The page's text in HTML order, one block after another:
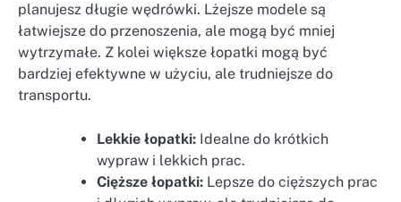
planujesz długie wędrówki. Lżejsze modele są
łatwiejsze do przenoszenia, ale mogą być mniej
wytrzymałe. Z kolei większe łopatki mogą być
bardziej efektywne w użyciu, ale trudniejsze do
transportu.
Lekkie łopatki: Idealne do krótkich
wypraw i lekkich prac.
Cięższe łopatki: Lepsze do cięższych prac